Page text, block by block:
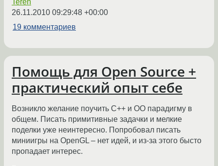
26.11.2010 09:29:48 +00:00
19 комментариев
Помощь для Open Source +
практический опыт себе
Возникло желание поучить C++ и OO парадигму в
общем. Писать примитивные задачки и мелкие
поделки уже неинтересно. Попробовал писать
миниигры на OpenGL – нет идей, и из-за этого бысто
пропадает интерес.